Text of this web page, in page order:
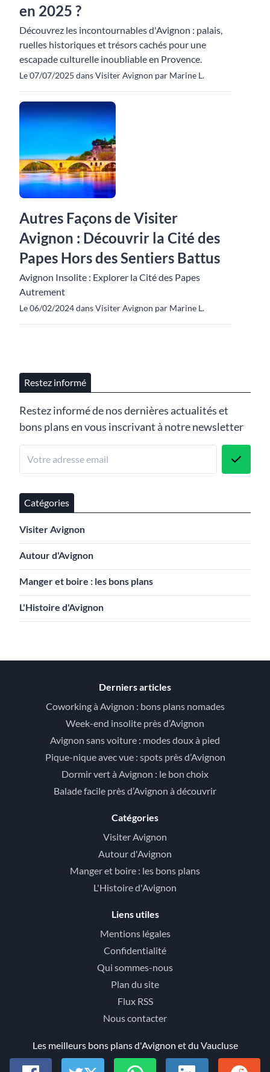
en 2025 ?
Découvrez les incontournables d'Avignon : palais,
ruelles historiques et trésors cachés pour une
escapade culturelle inoubliable en Provence.
Le 07/07/2025 dans Visiter Avignon par Marine L.
Autres Façons de Visiter
Avignon : Découvrir la Cité des
Papes Hors des Sentiers Battus
Avignon Insolite : Explorer la Cité des Papes
Autrement
Le 06/02/2024 dans Visiter Avignon par Marine L.
Restez informé
Restez informé de nos dernières actualités et
bons plans en vous inscrivant à notre newsletter
Catégories
Visiter Avignon
Autour d'Avignon
Manger et boire : les bons plans
L'Histoire d'Avignon
Derniers articles
Coworking à Avignon : bons plans nomades
Week-end insolite près d’Avignon
Avignon sans voiture : modes doux à pied
Pique-nique avec vue : spots près d’Avignon
Dormir vert à Avignon : le bon choix
Balade facile près d’Avignon à découvrir
Catégories
Visiter Avignon
Autour d'Avignon
Manger et boire : les bons plans
L'Histoire d'Avignon
Liens utiles
Mentions légales
Confidentialité
Qui sommes-nous
Plan du site
Flux RSS
Nous contacter
Les meilleurs bons plans d'Avignon et du Vaucluse